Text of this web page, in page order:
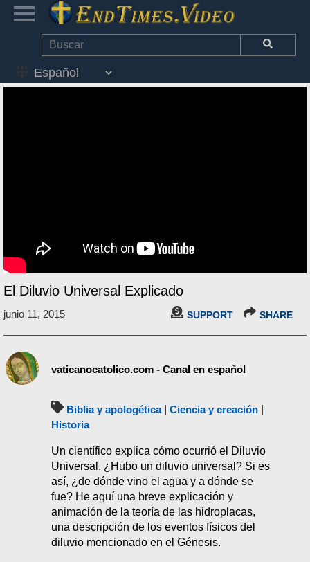
El Diluvio Universal Explicado
junio 11, 2015 SUPPORT SHARE
vaticanocatolico.com - Canal en español
Biblia y apologética| Ciencia y creación
Historia
Un científico explica cómo ocurrió el Diluvio
Universal. ¿Hubo un diluvio universal? Si es
así, ¿de dónde vino el agua y a dónde se
fue? He aquí una breve explicación y
animación de la teoría de las hidroplacas,
una descripción de los eventos físicos del
diluvio mencionado en el Génesis.